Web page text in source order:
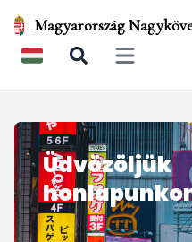
Magyarország
Open main
Üdvözöljük